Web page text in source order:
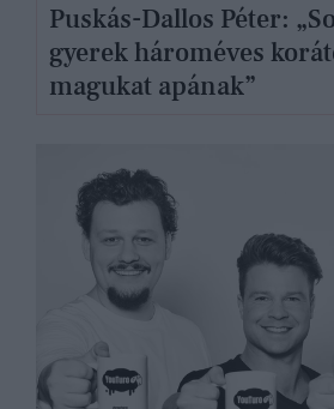
Puskás-Dallos Péter:
gyerek hároméves
magukat apának”